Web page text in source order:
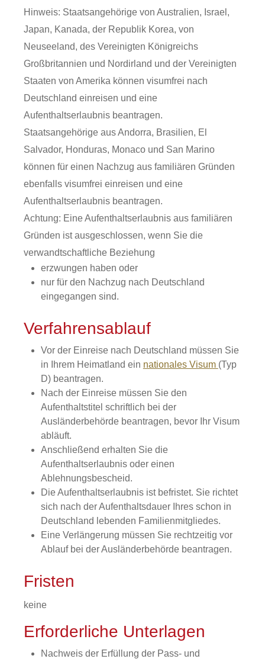
Hinweis: Staatsangehörige von Australien, Israel,
Japan, Kanada, der Republik Korea, von
Neuseeland, des Vereinigten Königreichs
Großbritannien und Nordirland und der Vereinigten
Staaten von Amerika können visumfrei nach
Deutschland einreisen und eine
Aufenthaltserlaubnis beantragen.
Staatsangehörige aus Andorra, Brasilien, El
Salvador, Honduras, Monaco und San Marino
können für einen Nachzug aus familiären Gründen
ebenfalls visumfrei einreisen und eine
Aufenthaltserlaubnis beantragen.
Achtung: Eine Aufenthaltserlaubnis aus familiären
Gründen ist ausgeschlossen, wenn Sie die
verwandtschaftliche Beziehung
erzwungen haben oder
nur für den Nachzug nach Deutschland
eingegangen sind.
Verfahrensablauf
Vor der Einreise nach Deutschland müssen Sie
in Ihrem Heimatland ein nationales Visum (Typ
D) beantragen.
Nach der Einreise müssen Sie den
Aufenthaltstitel schriftlich bei der
Ausländerbehörde beantragen, bevor Ihr Visum
abläuft.
Anschließend erhalten Sie die
Aufenthaltserlaubnis oder einen
Ablehnungsbescheid.
Die Aufenthaltserlaubnis ist befristet. Sie richtet
sich nach der Aufenthaltsdauer Ihres schon in
Deutschland lebenden Familienmitgliedes.
Eine Verlängerung müssen Sie rechtzeitig vor
Ablauf bei der Ausländerbehörde beantragen.
Fristen
keine
Erforderliche Unterlagen
Nachweis der Erfüllung der Pass- und